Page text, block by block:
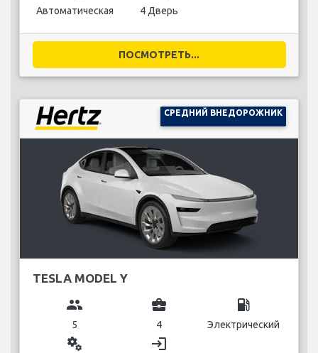
Автоматическая 4 Дверь
ПОСМОТРЕТЬ...
СРЕДНИЙ ВНЕДОРОЖНИК
TESLA MODEL Y
group
5
business_center
4
local_gas_station
Электрический
miscellaneous_services login